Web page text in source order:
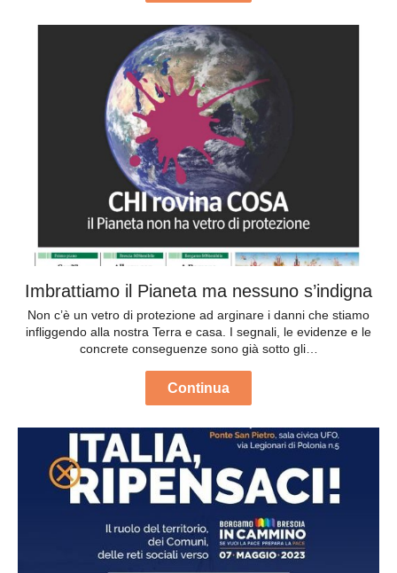
Imbrattiamo il Pianeta ma nessuno s’indigna
Non c’è un vetro di protezione ad arginare i danni che stiamo
infliggendo alla nostra Terra e casa. I segnali, le evidenze e le
concrete conseguenze sono già sotto gli…
Continua